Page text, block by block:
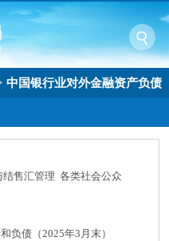
中国银行业对外金融资产负债
售汇管理 各类社会公众
负债（2025年3月末）